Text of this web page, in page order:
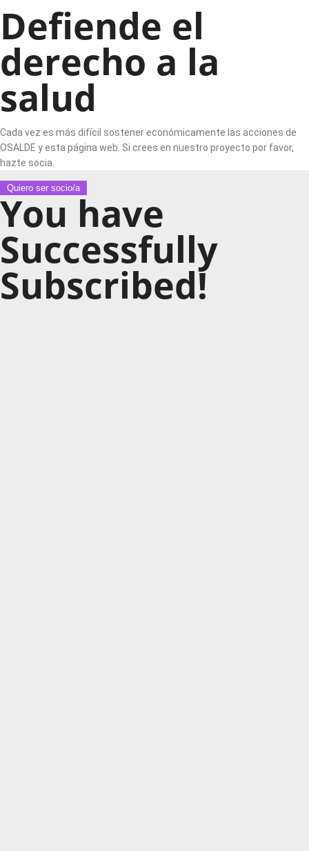
Defiende el
derecho a la
salud
Cada vez es más difícil sostener económicamente las acciones de
OSALDE y esta página web. Si crees en nuestro proyecto por favor,
hazte socia.
Quiero ser socio/a
You have
Successfully
Subscribed!